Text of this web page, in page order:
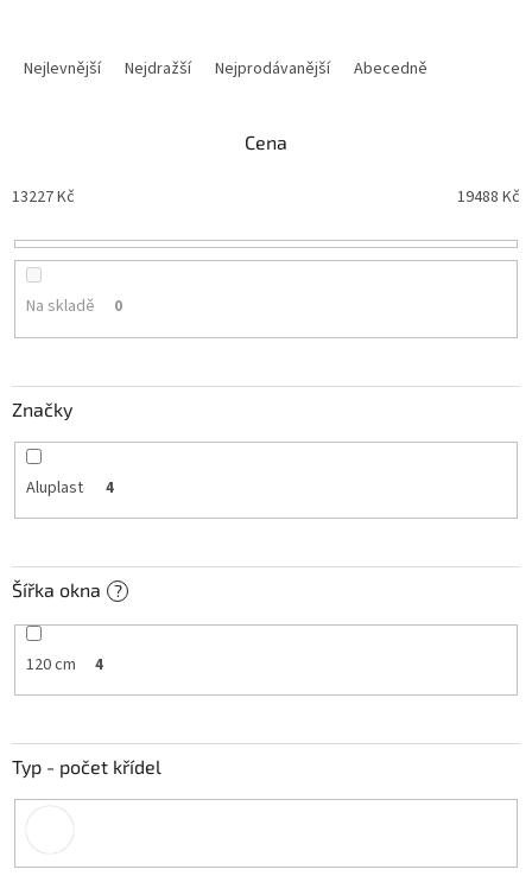
p
o
ů
Nejlevnější Nejdražší Nejprodávanější Abecedně
Cena
13227Kč 19488 Kč
Na skladě 0
Značky
Aluplast 4
Šířka okna ?
120 cm 4
Typ - počet křídel